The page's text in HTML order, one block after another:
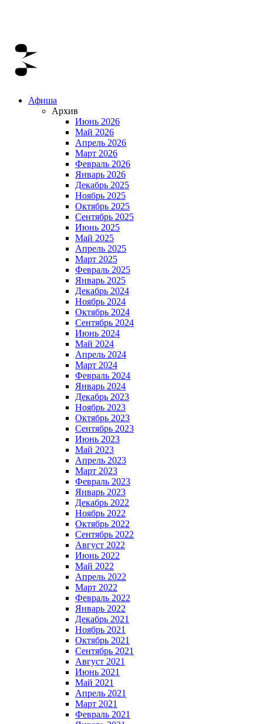
Афиша
Архив
Июнь 2026
Май 2026
Апрель 2026
Март 2026
Февраль 2026
Январь 2026
Декабрь 2025
Ноябрь 2025
Октябрь 2025
Сентябрь 2025
Июнь 2025
Май 2025
Апрель 2025
Март 2025
Февраль 2025
Январь 2025
Декабрь 2024
Ноябрь 2024
Октябрь 2024
Сентябрь 2024
Июнь 2024
Май 2024
Апрель 2024
Март 2024
Февраль 2024
Январь 2024
Декабрь 2023
Ноябрь 2023
Октябрь 2023
Сентябрь 2023
Июнь 2023
Май 2023
Апрель 2023
Март 2023
Февраль 2023
Январь 2023
Декабрь 2022
Ноябрь 2022
Октябрь 2022
Сентябрь 2022
Август 2022
Июнь 2022
Май 2022
Апрель 2022
Март 2022
Февраль 2022
Январь 2022
Декабрь 2021
Ноябрь 2021
Октябрь 2021
Сентябрь 2021
Август 2021
Июнь 2021
Май 2021
Апрель 2021
Март 2021
Февраль 2021